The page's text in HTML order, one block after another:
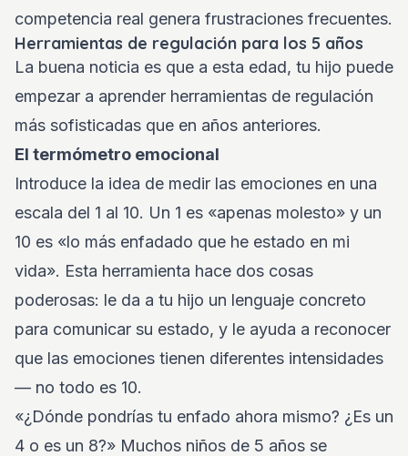
competencia real genera frustraciones frecuentes.
Herramientas de regulación para los 5 años
La buena noticia es que a esta edad, tu hijo puede
empezar a aprender herramientas de regulación
más sofisticadas que en años anteriores.
El termómetro emocional
Introduce la idea de medir las emociones en una
escala del 1 al 10. Un 1 es «apenas molesto» y un
10 es «lo más enfadado que he estado en mi
vida». Esta herramienta hace dos cosas
poderosas: le da a tu hijo un lenguaje concreto
para comunicar su estado, y le ayuda a reconocer
que las emociones tienen diferentes intensidades
— no todo es 10.
«¿Dónde pondrías tu enfado ahora mismo? ¿Es un
4 o es un 8?» Muchos niños de 5 años se